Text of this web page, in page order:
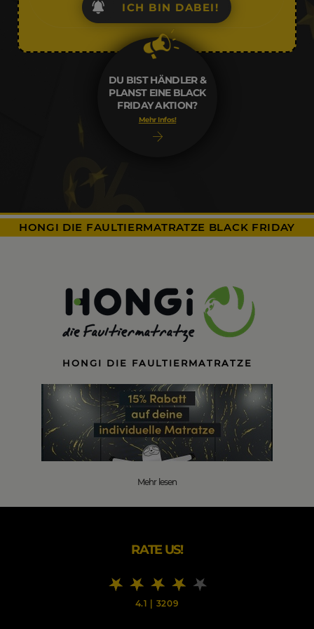
DU BIST HÄNDLER &
PLANST EINE BLACK
FRIDAY AKTION?
Mehr Infos!
ICH BIN DABEI!
HONGI DIE FAULTIERMATRATZE BLACK FRIDAY
HONGI DIE FAULTIERMATRATZE
Mehr lesen
RATE US!
4.1 | 3209